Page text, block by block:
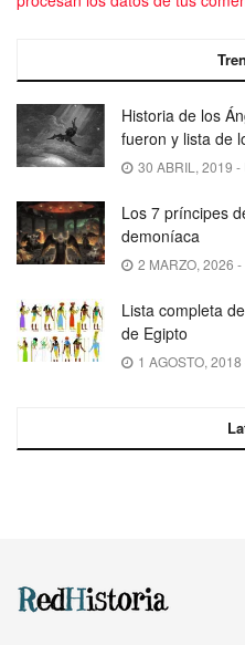
Historia de los
fueron y lista de
30 ABRIL, 2019 -
Los 7 príncipes
demoníaca
2 MARZO, 2026
Lista completa
de Egipto
1 AGOSTO,